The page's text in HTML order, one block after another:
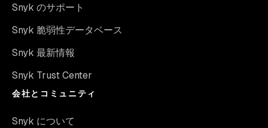
Snyk のサポート
Snyk 脆弱性データベース
Snyk 最新情報
Snyk Trust Center
会社とコミュニティ
Snyk について